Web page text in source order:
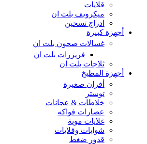
قلايات
ميكرويف بلت ان
ادراج تسخين
أجهزة كبيرة
غسالات صحون بلت ان
فريزرات بلت ان
ثلاجات بلت ان
أجهزة المطبخ
أفران صغيرة
توستر
خلاطات & عجانات
عصارات فواكه
غلايات موية
شوايات وقلايات
قدور ضغط